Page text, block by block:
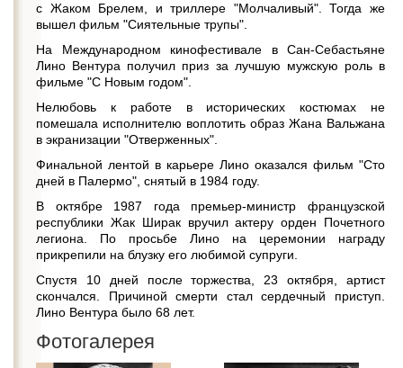
с Жаком Брелем, и триллере "Молчаливый". Тогда же
вышел фильм "Сиятельные трупы".
На Международном кинофестивале в Сан-Себастьяне
Лино Вентура получил приз за лучшую мужскую роль в
фильме "С Новым годом".
Нелюбовь к работе в исторических костюмах не
помешала исполнителю воплотить образ Жана Вальжана
в экранизации "Отверженных".
Финальной лентой в карьере Лино оказался фильм "Сто
дней в Палермо", снятый в 1984 году.
В октябре 1987 года премьер-министр французской
республики Жак Ширак вручил актеру орден Почетного
легиона. По просьбе Лино на церемонии награду
прикрепили на блузку его любимой супруги.
Спустя 10 дней после торжества, 23 октября, артист
скончался. Причиной смерти стал сердечный приступ.
Лино Вентура было 68 лет.
Фотогалерея